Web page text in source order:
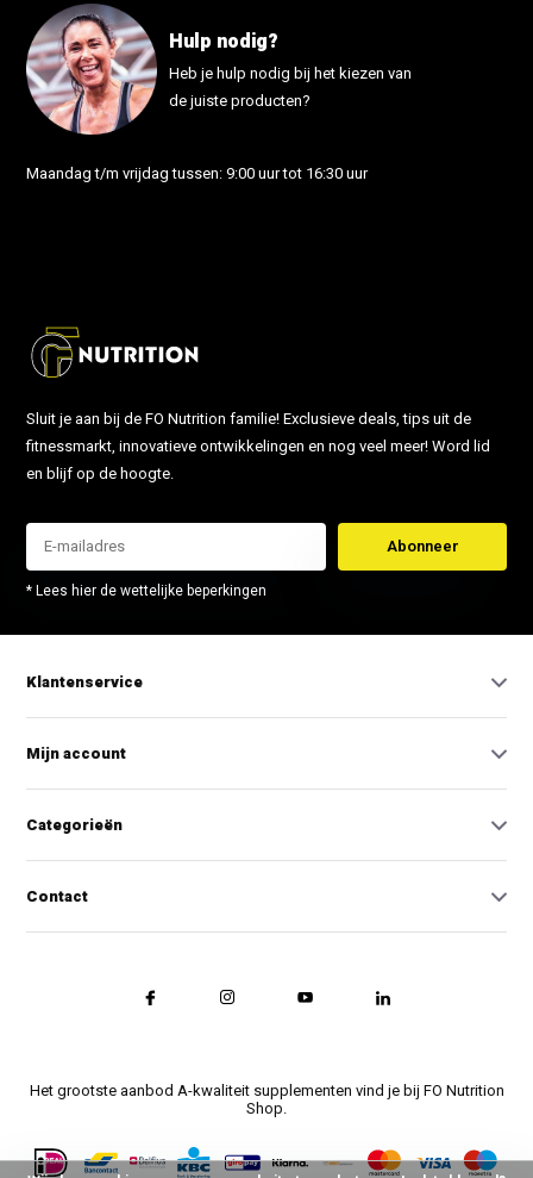
Hulp nodig?
Heb je hulp nodig bij het kiezen van
de juiste producten?
Maandag t/m vrijdag tussen: 9:00 uur tot 16:30 uur
Sluit je aan bij de FO Nutrition familie! Exclusieve deals, tips uit de
fitnessmarkt, innovatieve ontwikkelingen en nog veel meer! Word lid
en blijf op de hoogte.
Abonneer
* Lees hier de wettelijke beperkingen
Klantenservice
Mijn account
Categorieën
Contact
Het grootste aanbod A-kwaliteit supplementen vind je bij FO Nutrition
Shop.